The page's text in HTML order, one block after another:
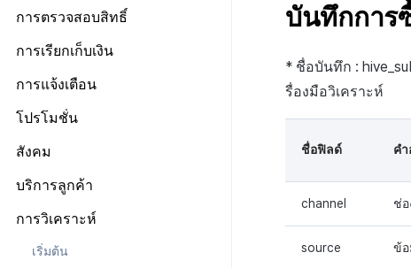
เจ้าของ, สิทธิ์ผู้ดูแลระบบ
สิทธิ์สมาชิก
สิทธิ์การประมวลผลข้อมูลส่วน
บุคคล
แดชบอร์ด
แผน
ข้อมูลการชำระเงิน
ชำระเงิน
ข้อกำหนดในการให้บริการ
เกี่ยวกับข้อกำหนด
การตั้งค่ากลุ่มข้อกำหนด
เกี่ยวกับการตั้งค่ากลุ่มข้อ
กลุ่มข้อกำหนดในการให้
การจัดการเนื้อหา
ป๊อปอัปประกาศ
การกำหนดค่าทางไกล
การตั้งค่าการเข้าถึงเว็บวิว
การตรวจสอบสิทธิ์
ตั้งค่าการเช็คอิน
ลงทะเบียนประเภทการใช้ที่ถูกระงับ
ลงทะเบียนเซิร์ฟเวอร์เกมที่ถูกระงับ
การจัดการอุปกรณ์
ประเทศ
การตรวจสอบ Google และการ
การเรียกเก็บเงิน
การตั้งค่าร้านค้า
การตั้งค่าบริการเพิ่มเติม
การลงทะเบียนรายการ
ข้อความที่ส่งรายการ
คูปอง
การแจ้งเตือน
การจัดการใบรับรองการส่ง
การตั้งค่าใบรับรองการส่ง
ข้อความ
Push v4
เกี่ยวกับ Push v4
แดชบอร์ด
การจัดการเทมเพลต
เกี่ยวกับการจัดการเทมเพลต
โปรโมชั่น
การตั้งค่าโปรโมชั่น
การลงทะเบียนและการจัดการ
แบนเนอร์กิจกรรม
สังคม
ประกาศ
บริการลูกค้า
เริ่มต้น
ติดต่อ
การวิเคราะห์
เริ่มต้น
บันทึกกา
* ชื่อบันทึก :
รื่องมือวิเคราะห์
ชื่อฟิลด์ ค
channel ช่
source ข้อ